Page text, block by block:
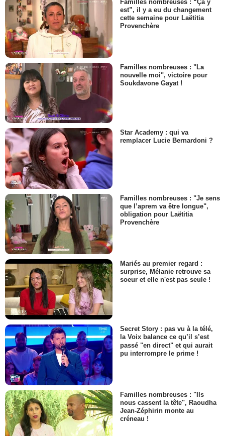
Familles nombreuses : “Ça y
est”, il y a eu du changement
cette semaine pour Laëtitia
Provenchère
Familles nombreuses : "La
nouvelle moi", victoire pour
Soukdavone Gayat !
Star Academy : qui va
remplacer Lucie Bernardoni ?
Familles nombreuses : "Je sens
que l’aprem va être longue",
obligation pour Laëtitia
Provenchère
Mariés au premier regard :
surprise, Mélanie retrouve sa
soeur et elle n'est pas seule !
Secret Story : pas vu à la télé,
la Voix balance ce qu’il s’est
passé "en direct" et qui aurait
pu interrompre le prime !
Familles nombreuses : "Ils
nous cassent la tête", Raoudha
Jean-Zéphirin monte au
créneau !